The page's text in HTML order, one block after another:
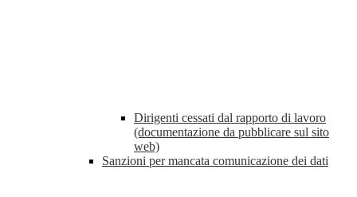
Dirigenti cessati dal rapporto di lavoro
(documentazione da pubblicare sul sito
web)
Sanzioni per mancata comunicazione dei dati